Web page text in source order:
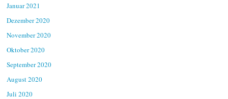
Januar 2021
Dezember 2020
November 2020
Oktober 2020
September 2020
August 2020
Juli 2020